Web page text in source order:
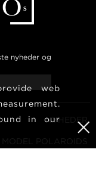
nyheder og
NYHEDER
MODEL POLAROIDS
web
in our